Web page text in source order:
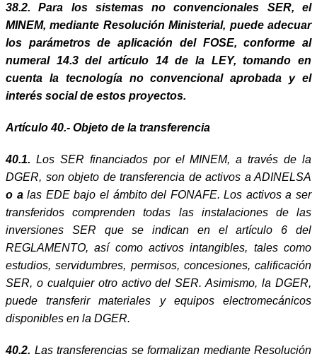
38.2. Para los sistemas no convencionales SER, el
MINEM, mediante Resolución Ministerial, puede adecuar
los parámetros de aplicación del FOSE, conforme al
numeral 14.3 del artículo 14 de la LEY, tomando en
cuenta la tecnología no convencional aprobada y el
interés social de estos proyectos.
Artículo 40.- Objeto de la transferencia
40.1. Los SER financiados por el MINEM, a través de la
DGER, son objeto de transferencia de activos a ADINELSA
o alas EDE bajo el ámbito del FONAFE. Los activos a ser
transferidos comprenden todas las instalaciones de las
inversiones SER que se indican en el artículo 6 del
REGLAMENTO, así como activos intangibles, tales como
estudios, servidumbres, permisos, concesiones, calificación
SER, o cualquier otro activo del SER. Asimismo, la DGER,
puede transferir materiales y equipos electromecánicos
disponibles en la DGER.
40.2. Las transferencias se formalizan mediante Resolución